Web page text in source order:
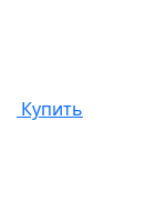
Купить